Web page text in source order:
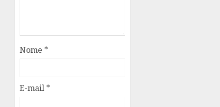
Nome *
E-mail *